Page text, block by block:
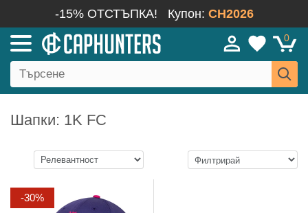
-15% ОТСТЪПКА! Купон: CH2026
0
Шапки: 1K FC
-30%